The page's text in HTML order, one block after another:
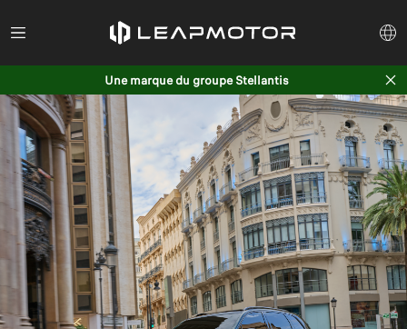
Une marque du groupe Stellantis